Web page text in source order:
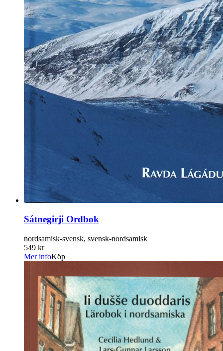
Sátnegirji Ordbok
nordsamisk-svensk, svensk-nordsamisk
549 kr
Mer infoKöp